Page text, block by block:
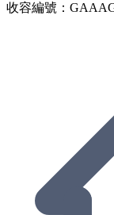
收容編號：